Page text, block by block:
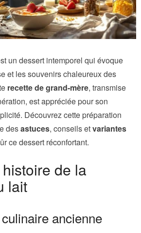
un dessert intemporel qui évoque
et les souvenirs chaleureux des
recette de grand-mère, transmise
est appréciée pour son
Découvrez cette préparation
desastuces, conseils etvariantes
ce dessert réconfortant.
de la
lait
ancienne